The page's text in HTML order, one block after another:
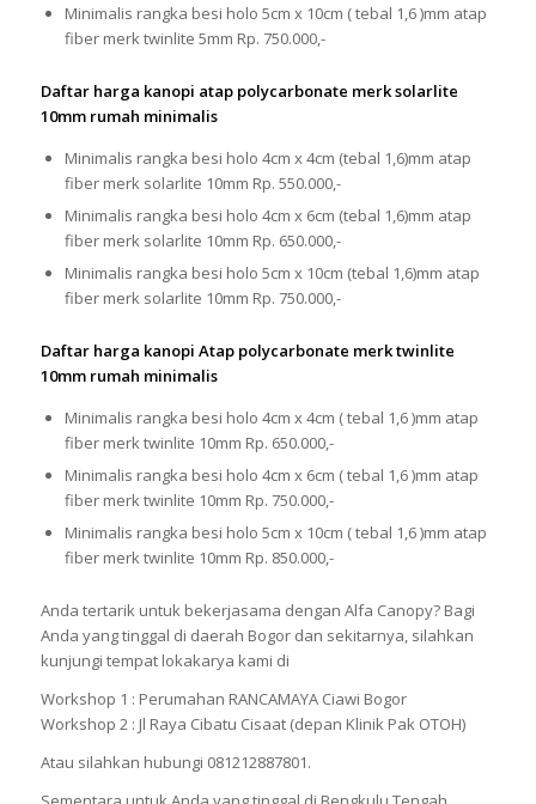
Minimalis rangka besi holo 5cm x 10cm ( tebal 1,6 )mm atap
fiber merk twinlite 5mm Rp. 750.000,-
Daftar harga kanopi atap polycarbonate merk solarlite
10mm rumah minimalis
Minimalis rangka besi holo 4cm x 4cm (tebal 1,6)mm atap
fiber merk solarlite 10mm Rp. 550.000,-
Minimalis rangka besi holo 4cm x 6cm (tebal 1,6)mm atap
fiber merk solarlite 10mm Rp. 650.000,-
Minimalis rangka besi holo 5cm x 10cm (tebal 1,6)mm atap
fiber merk solarlite 10mm Rp. 750.000,-
Daftar harga kanopi Atap polycarbonate merk twinlite
10mm rumah minimalis
Minimalis rangka besi holo 4cm x 4cm ( tebal 1,6 )mm atap
fiber merk twinlite 10mm Rp. 650.000,-
Minimalis rangka besi holo 4cm x 6cm ( tebal 1,6 )mm atap
fiber merk twinlite 10mm Rp. 750.000,-
Minimalis rangka besi holo 5cm x 10cm ( tebal 1,6 )mm atap
fiber merk twinlite 10mm Rp. 850.000,-
Anda tertarik untuk bekerjasama dengan Alfa Canopy? Bagi
Anda yang tinggal di daerah Bogor dan sekitarnya, silahkan
kunjungi tempat lokakarya kami di
Workshop 1 : Perumahan RANCAMAYA Ciawi Bogor
Workshop 2 : Jl Raya Cibatu Cisaat (depan Klinik Pak OTOH)
Atau silahkan hubungi 081212887801.